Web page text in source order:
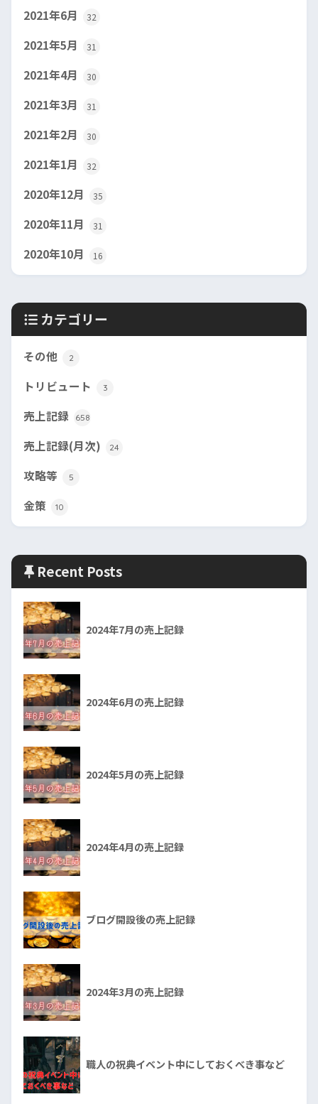
2021年6月 32
2021年5月 31
2021年4月 30
2021年3月 31
2021年2月 30
2021年1月 32
2020年12月 35
2020年11月 31
2020年10月 16
カテゴリー
その他 2
トリビュート 3
売上記録 658
売上記録(月次) 24
攻略等 5
金策 10
Recent Posts
2024年7月の売上記録
2024年6月の売上記録
2024年5月の売上記録
2024年4月の売上記録
ブログ開設後の売上記録
2024年3月の売上記録
職人の祝典イベント中にしておくべき事など